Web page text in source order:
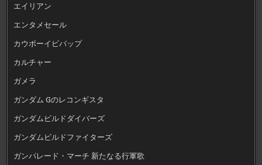
エイリアン
エンタメセール
カウボーイビバップ
カルチャー
ガメラ
ガンダム Gのレコンギスタ
ガンダムビルドダイバーズ
ガンダムビルドファイターズ
ガンパレード・マーチ 新たなる行軍歌